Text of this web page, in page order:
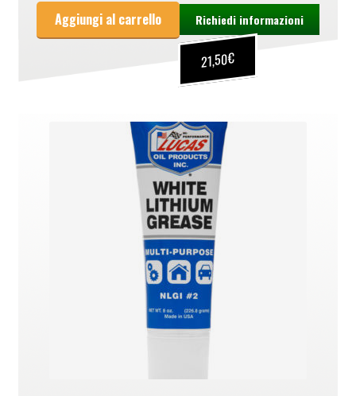
21,50€
Aggiungi al carrello Richiedi informazioni